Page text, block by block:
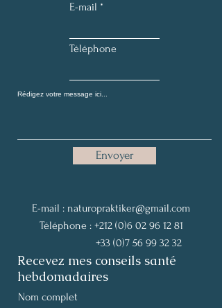
E-mail
Téléphone
Envoyer
E-mail : naturopraktiker@gmail.com
Téléphone : +212 (0)6 02 96 12 81
+33 (0)7 56 99 32 32
Recevez mes conseils santé
hebdomadaires
Nom complet